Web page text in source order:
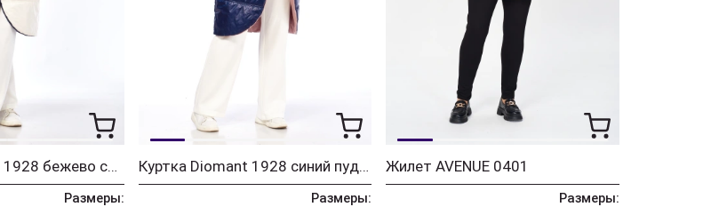
Куртка Diomant 1928 бежево синий
Размеры:
Куртка Diomant 1928 синий пудра
Размеры:
Жилет AVENUE 0401
Размеры: